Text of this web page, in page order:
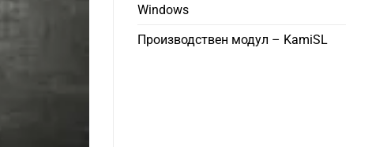
Windows
Производствен модул – KamiSL